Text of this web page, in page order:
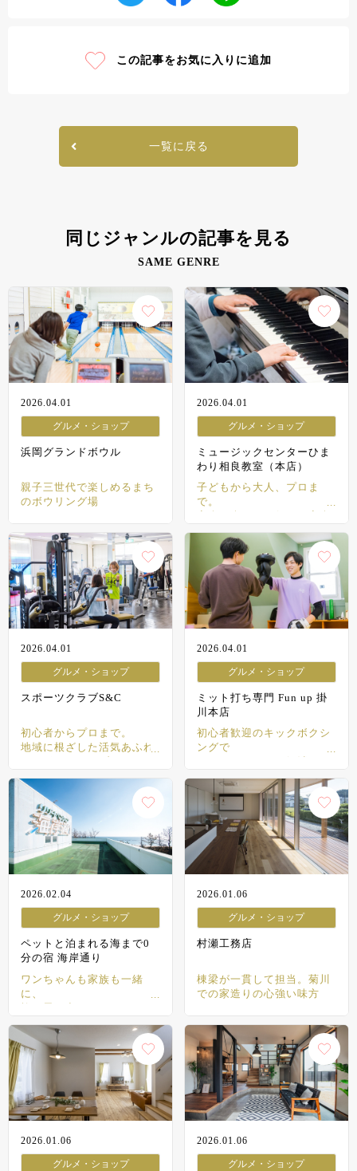
この記事をお気に入りに追加
一覧に戻る
同じジャンルの記事を見る
SAME GENRE
2026.04.01
グルメ・ショップ
浜岡グランドボウル
親子三世代で楽しめるまち
のボウリング場
2026.04.01
グルメ・ショップ
ミュージックセンターひま
わり相良教室（本店）
子どもから大人、プロま
で。
2026.04.01
グルメ・ショップ
スポーツクラブS&C
初心者からプロまで。
地域に根ざした活気あふれ
2026.04.01
グルメ・ショップ
ミット打ち専門 Fun up 掛
川本店
初心者歓迎のキックボクシ
ングで
2026.02.04
グルメ・ショップ
ペットと泊まれる海まで0
分の宿 海岸通り
ワンちゃんも家族も一緒
に、
旅の思い出づくり
2026.01.06
グルメ・ショップ
村瀬工務店
棟梁が一貫して担当。菊川
での家造りの心強い味方
2026.01.06
グルメ・ショップ
2026.01.06
グルメ・ショップ